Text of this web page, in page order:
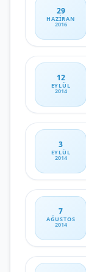
29
HAZIRAN
2016
12
EYLÜL
2014
3
EYLÜL
2014
7
AĞUSTOS
2014